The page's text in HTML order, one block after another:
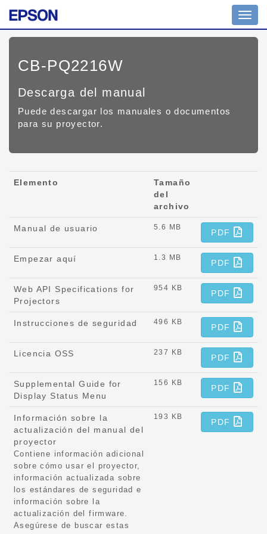
CB-PQ2216W
Descarga del manual
Puede descargar los manuales o documentos
para su proyector.
Elemento
Tamaño
del
archivo
Manual de usuario 5.6 MB
PDF
Empezar aquí 1.3 MB
PDF
Web API Specifications for
Projectors
954 KB
PDF
Instrucciones de seguridad 496 KB
PDF
Licencia OSS 237 KB
PDF
Supplemental Guide for
Display Status Menu
156 KB
PDF
Información sobre la
actualización del manual del
proyector
Contiene información adicional
sobre cómo usar el proyector,
información actualizada sobre
los estándares de seguridad e
información sobre la
actualización del firmware.
Asegúrese de buscar estas
193 KB
PDF